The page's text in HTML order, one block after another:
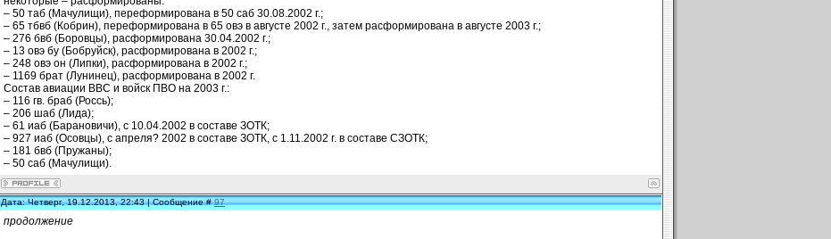
– 50 таб (Мачулищи), переформирована в 50 саб 30.08.2002 г.;
– 65 тбвб (Кобрин), переформирована в 65 овэ в августе 2002 г., затем расформирована в августе 2003 г.;
– 276 бвб (Боровцы), расформирована 30.04.2002 г.;
– 13 овэ бу (Бобруйск), расформирована в 2002 г.;
– 248 овэ он (Липки), расформирована в 2002 г.;
– 1169 брат (Лунинец), расформирована в 2002 г.
Состав авиации ВВС и войск ПВО на 2003 г.:
– 116 гв. браб (Россь);
– 206 шаб (Лида);
– 61 иаб (Барановичи), с 10.04.2002 в составе ЗОТК;
– 927 иаб (Осовцы), с апреля? 2002 в составе ЗОТК, с 1.11.2002 г. в составе СЗОТК;
– 181 бвб (Пружаны);
– 50 саб (Мачулищи).
Дата: Четверг, 19.12.2013, 22:43 | Сообщение #97
продолжение